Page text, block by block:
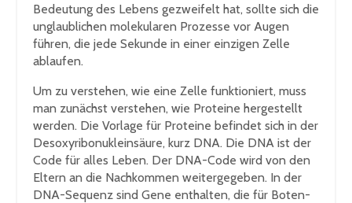
Bedeutung des Lebens gezweifelt hat, sollte sich die
unglaublichen molekularen Prozesse vor Augen
führen, die jede Sekunde in einer einzigen Zelle
ablaufen.
Um zu verstehen, wie eine Zelle funktioniert, muss
man zunächst verstehen, wie Proteine hergestellt
werden. Die Vorlage für Proteine befindet sich in der
Desoxyribonukleinsäure, kurz DNA. Die DNA ist der
Code für alles Leben. Der DNA-Code wird von den
Eltern an die Nachkommen weitergegeben. In der
DNA-Sequenz sind Gene enthalten, die für Boten-